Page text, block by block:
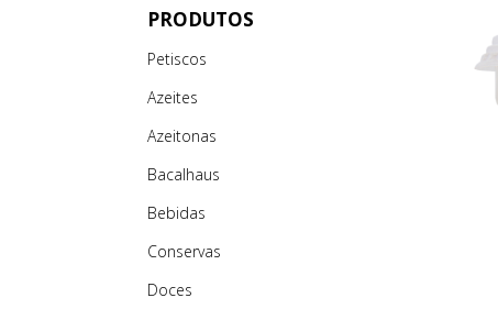
PRODUTOS
Petiscos
Azeites
Azeitonas
Bacalhaus
Bebidas
Conservas
Doces